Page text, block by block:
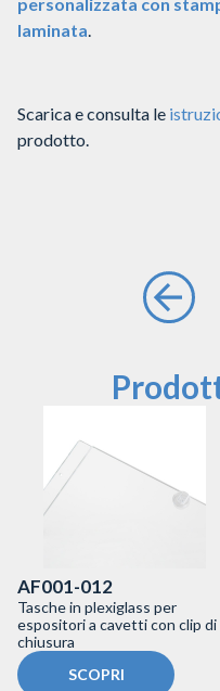
laminata.
Scarica e consulta le
prodotto.
AF001-012
Tasche in plexiglass per
espositori a cavetti con clip di
chiusura
SCOPRI